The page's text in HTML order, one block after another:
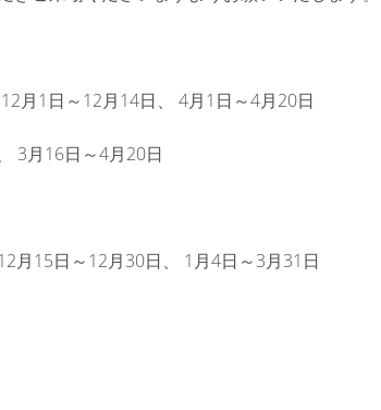
～12月14日、 4月1日～4月20日
月16日～4月20日
日～12月30日、 1月4日～3月31日